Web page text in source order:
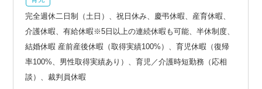
完全週休二日制（土日）、祝日休み、慶弔休暇、産育休暇、
介護休暇、有給休暇※5日以上の連続休暇も可能、半休制度、
結婚休暇 産前産後休暇（取得実績100%）、育児休暇（復帰
率100%、男性取得実績あり）、育児／介護時短勤務（応相
談）、裁判員休暇